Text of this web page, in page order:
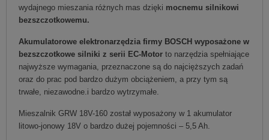
wydajnego mieszania różnych mas dzięki mocnemu silnikowi
bezszczotkowemu.
Akumulatorowe elektronarzędzia firmy BOSCH wyposażone w
bezszczotkowe silniki z serii EC-Motor to narzędzia spełniające
najwyższe wymagania, przeznaczone są do najcięższych zadań
oraz do prac pod bardzo dużym obciążeniem, a przy tym są
trwałe, niezawodne.i bardzo wytrzymałe.
Mieszalnik GRW 18V-160 został wyposażony w 1 akumulator
litowo-jonowy 18V o bardzo dużej pojemności – 5,5 Ah.